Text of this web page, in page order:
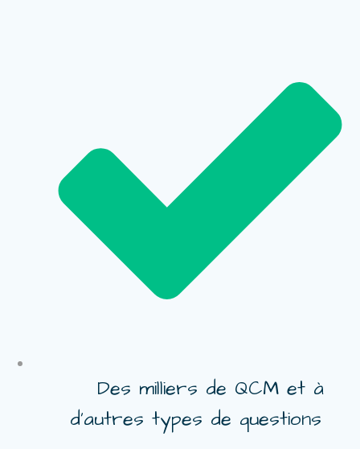
Des milliers de QCM et à
d’autres types de questions